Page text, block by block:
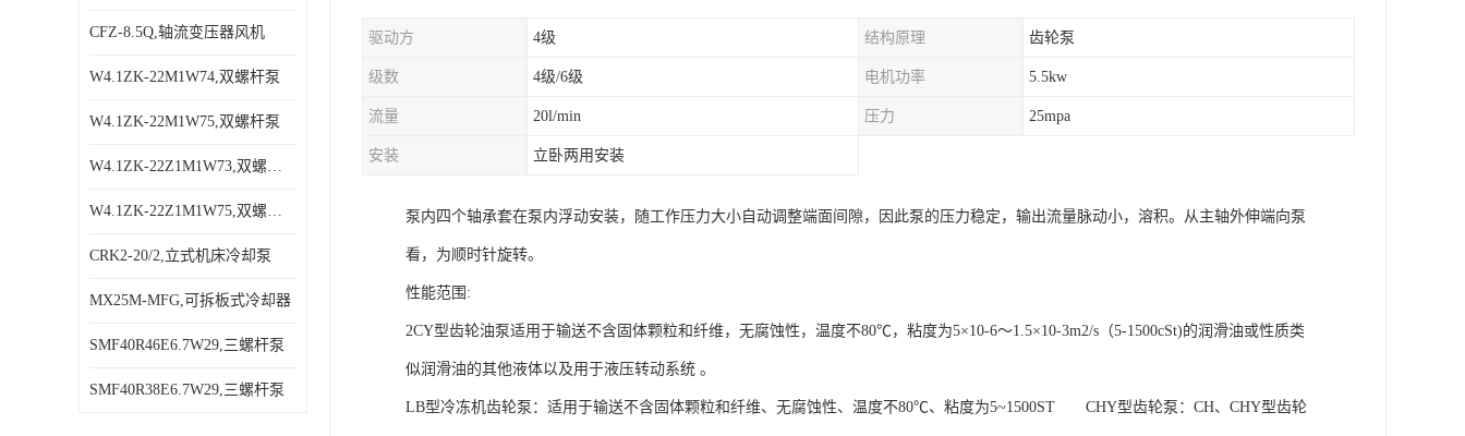
CFZ-8.5Q,轴流变压器风机
W4.1ZK-22M1W74,双螺杆泵
W4.1ZK-22M1W75,双螺杆泵
W4.1ZK-22Z1M1W73,双螺杆泵
W4.1ZK-22Z1M1W75,双螺杆泵
CRK2-20/2,立式机床冷却泵
MX25M-MFG,可拆板式冷却器
SMF40R46E6.7W29,三螺杆泵
SMF40R38E6.7W29,三螺杆泵
驱动方 4级 结构原理 齿轮泵
级数 4级/6级 电机功率 5.5kw
流量 20l/min 压力 25mpa
安装 立卧两用安装
泵内四个轴承套在泵内浮动安装，随工作压力大小自动调整端面间隙，因此泵的压力稳定，输出流量脉动小，溶积。从主轴外伸端向泵
看，为顺时针旋转。
性能范围:
2CY型齿轮油泵适用于输送不含固体颗粒和纤维，无腐蚀性，温度不80℃，粘度为5×10-6～1.5×10-3m2/s（5-1500cSt)的润滑油或性质类
似润滑油的其他液体以及用于液压转动系统 。
LB型冷冻机齿轮泵：适用于输送不含固体颗粒和纤维、无腐蚀性、温度不80℃、粘度为5~1500ST CHY型齿轮泵：CH、CHY型齿轮